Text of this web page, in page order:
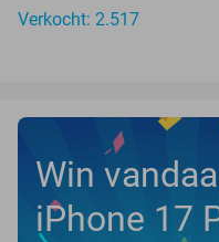
Verkocht: 2.517
Win
iPhone 17